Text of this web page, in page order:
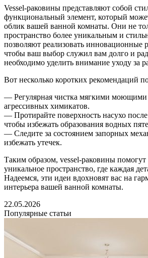
Vessel-раковины представляют собой
функциональный элемент, который
облик вашей ванной комнаты. Они не
пространство более уникальным и
позволяют реализовать инновационные
чтобы ваш выбор служил вам долго и
необходимо уделить внимание уходу за
Вот несколько коротких рекомендаций
— Регулярная чистка мягкими моющими
агрессивных химикатов.
— Протирайте поверхность насухо
чтобы избежать образования водных
— Следите за состоянием запорных
избежать утечек.
Таким образом, vessel-раковины помогут
уникальное пространство, где каждая
Надеемся, эти идеи вдохновят вас на
интерьера вашей ванной комнаты.
22.05.2026
Популярные статьи